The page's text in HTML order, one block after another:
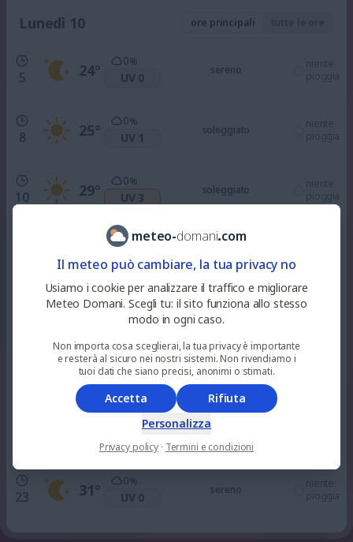
Lunedì 10 ore principali
5 24°
0%
UV 0
sereno
niente
pioggia
8 25°
0%
UV 1
soleggiato
niente
pioggia
10 29°
0%
UV 3
soleggiato
niente
pioggia
0 %
UV 6
36°
0%
UV 6
soleggiato
niente
37°
0%
UV 3
soleggiato
%
nuvoloso
23 31°
0%
UV 0
sereno
niente
pioggia
meteo-domani.com
Il meteo può cambiare, la tua privacy no
Usiamo i cookie per analizzare il traffico e migliorare
Meteo Domani. Scegli tu: il sito funziona allo stesso
modo in ogni caso.
Non importa cosa sceglierai, la tua privacy è importante
e resterà al sicuro nei nostri sistemi. Non rivendiamo i
tuoi dati che siano precisi, anonimi o stimati.
Accetta
Rifiuta
Personalizza
Privacy policy · Termini e condizioni